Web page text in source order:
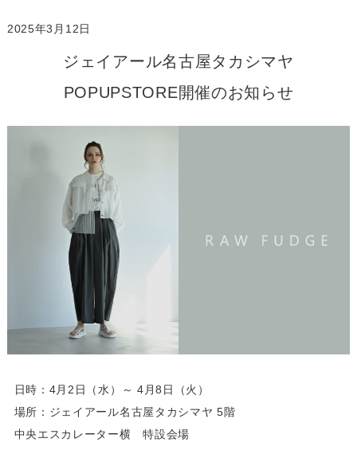
2025年3月12日
ジェイアール名古屋タカシマヤ
POPUPSTORE開催のお知らせ
日時：4月2日（水）～ 4月8日（火）
場所：ジェイアール名古屋タカシマヤ 5階
中央エスカレーター横 特設会場